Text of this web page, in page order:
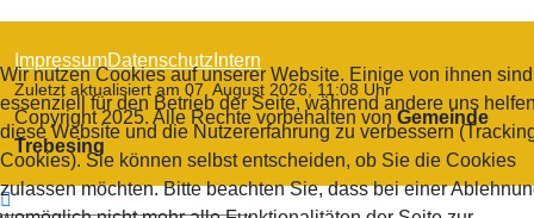
ImpressumDatenschutz Intern
Zuletzt aktualisiert am 07. August 2026, 11:08 Uhr
Copyright 2025. Alle Rechte vorbehalten von Gemeinde
Trebesing
Wir nutzen Cookies auf unserer Website. Einige von ihnen sind
essenziell für den Betrieb der Seite, während andere uns
diese Website und die Nutzererfahrung zu verbessern
Cookies). Sie können selbst entscheiden, ob Sie die Cookies
zulassen möchten. Bitte beachten Sie, dass bei einer